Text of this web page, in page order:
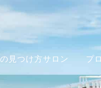
見つけ方サロン プ